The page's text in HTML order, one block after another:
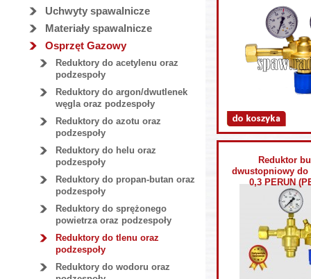
Uchwyty spawalnicze
Materiały spawalnicze
Osprzęt Gazowy
Reduktory do acetylenu oraz
podzespoły
Reduktory do argon/dwutlenek
węgla oraz podzespoły
Reduktory do azotu oraz
podzespoły
Reduktory do helu oraz
podzespoły
Reduktory do propan-butan oraz
podzespoły
Reduktory do sprężonego
powietrza oraz podzespoły
Reduktory do tlenu oraz
podzespoły
Reduktory do wodoru oraz
Reduktor
dwustopniowy do
0,3 PERUN